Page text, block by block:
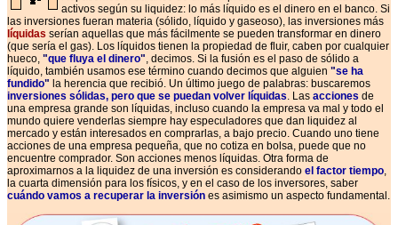
activos según su liquidez: lo más líquido es el dinero en el banco. Si
las inversiones fueran materia (sólido, líquido y gaseoso), las inversiones más
líquidas serían aquellas que más fácilmente se pueden transformar en dinero
(que sería el gas). Los líquidos tienen la propiedad de fluir, caben por cualquier
hueco, "que fluya el dinero", decimos. Si la fusión es el paso de sólido a
líquido, también usamos ese término cuando decimos que alguien "se ha
fundido" la herencia que recibió. Un último juego de palabras: buscaremos
inversiones sólidas, pero que se puedan volver líquidas. Las acciones de
una empresa grande son líquidas, incluso cuando la empresa va mal y todo el
mundo quiere venderlas siempre hay especuladores que dan liquidez al
mercado y están interesados en comprarlas, a bajo precio. Cuando uno tiene
acciones de una empresa pequeña, que no cotiza en bolsa, puede que no
encuentre comprador. Son acciones menos líquidas. Otra forma de
aproximarnos a la liquidez de una inversión es considerando el factor tiempo,
la cuarta dimensión para los físicos, y en el caso de los inversores, saber
cuándo vamos a recuperar la inversión es asimismo un aspecto fundamental.